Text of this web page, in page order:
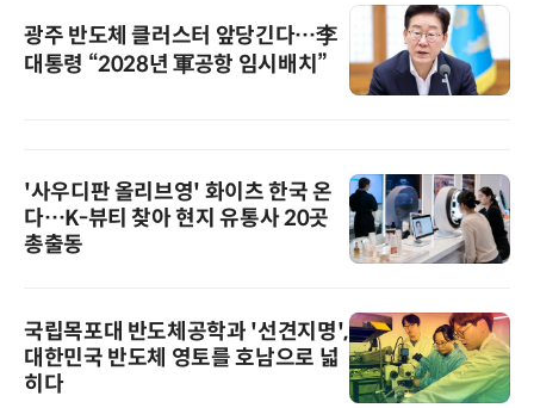
광주 반도체 클러스터 앞당긴다…李
대통령 “2028년 軍공항 임시배치”
'사우디판 올리브영' 화이츠 한국 온
다…K-뷰티 찾아 현지 유통사 20곳
총출동
국립목포대 반도체공학과 '선견지명',
대한민국 반도체 영토를 호남으로 넓
히다